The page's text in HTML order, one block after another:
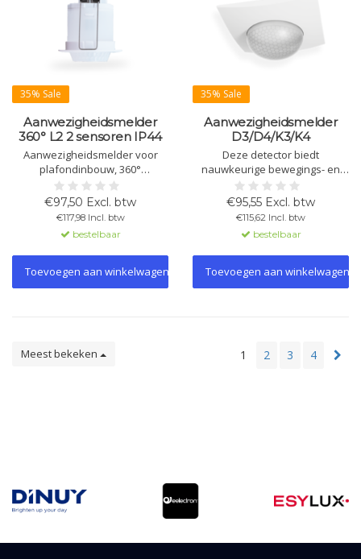
35% Sale
Aanwezigheidsmelder
360° L2 2 sensoren IP44
Aanwezigheidsmelder voor
plafondinbouw, 360°
detectiehoek, IP44-
bescherming. Detectiebereik
9m, aanwezigheidsdetectie 5m.
Met 2 sensoren, 2 lichtkanalen,
1 HVAC-kanaal en alarm.
Geschikt voor natte ruimtes.
Inclusief LED-nachtverlichting.
€97,50 Excl. btw
€117,98 Incl. btw
bestelbaar
Toevoegen aan winkelwagen
35% Sale
Aanwezigheidsmelder
D3/D4/K3/K4
Deze detector biedt
nauwkeurige bewegings- en
aanwezigheidsdetectie met 1-4
pyrodetectoren. Verkrijgbaar
met lichtsensor of met
lichtsensor en constante
lichtregeling. Geschikt voor
slimme verlichting en HVAC.
€95,55 Excl. btw
€115,62 Incl. btw
bestelbaar
Toevoegen aan winkelwagen
Meest bekeken 1 2 3 4